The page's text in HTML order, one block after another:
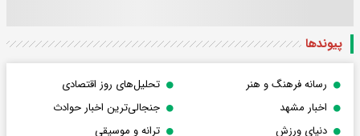
پیوندها
رسانه فرهنگ و هنر
تحلیل‌های روز اقتصادی
اخبار مشهد
جنجالی‌ترین اخبار حوادث
دنیای ورزش
ترانه و موسیقی